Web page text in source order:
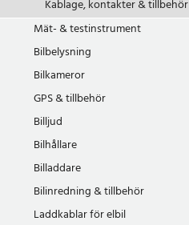
Kablage, kontakter & tillbehör
Mät- & testinstrument
Bilbelysning
Bilkameror
GPS & tillbehör
Billjud
Bilhållare
Billaddare
Bilinredning & tillbehör
Laddkablar för elbil